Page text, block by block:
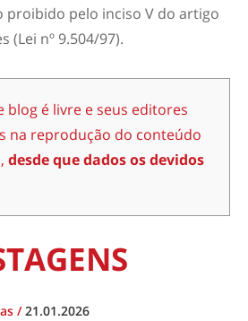
proibido pelo inciso V do artigo
(Lei nº 9.504/97).
blog é livre e seus editores
na reprodução do conteúdo
desde que dados os devidos
/21.01.2026